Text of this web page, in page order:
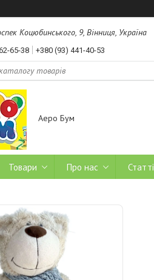
Коцюбинського, 9, Вінниця, Україна
65-38 +380 (93) 441-40-53
Аеро Бум
Товари Про нас Статті